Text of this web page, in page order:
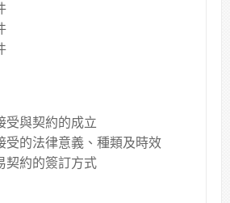
受與契約的成立
受的法律意義、種類及時效
契約的簽訂方式